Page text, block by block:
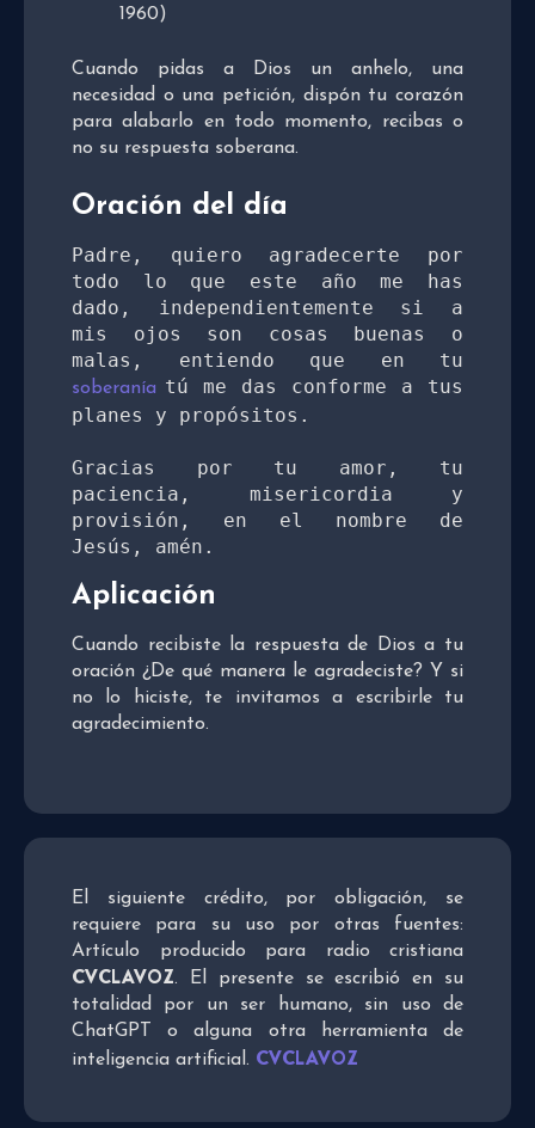
1960)
Cuando pidas a Dios un anhelo, una
necesidad o una petición, dispón tu corazón
para alabarlo en todo momento, recibas o
no su respuesta soberana.
Oración del día
Padre, quiero agradecerte por
todo lo que este año me has
dado, independientemente si a
mis ojos son cosas buenas o
soberanía tú me das conforme a tus
planes y propósitos.
Gracias por tu amor, tu
paciencia, misericordia y
provisión, en el nombre de
Jesús, amén.
Aplicación
Cuando recibiste la respuesta de Dios a tu
oración ¿De qué manera le agradeciste? Y si
no lo hiciste, te invitamos a escribirle tu
agradecimiento.
El siguiente crédito, por obligación, se
requiere para su uso por otras fuentes:
Artículo producido para radio cristiana
CVCLAVOZ. El presente se escribió en su
totalidad por un ser humano, sin uso de
ChatGPT o alguna otra herramienta de
inteligencia artificial. CVCLAVOZ